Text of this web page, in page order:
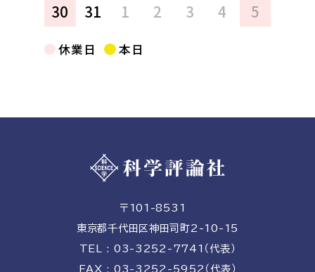
30
31 1 2 3 4 5
休業日 本日
〒101-8531
東京都千代田区神田司町2-10-15
TEL : 03-3252-7741（代表）
FAX : 03-3252-5952（代表）